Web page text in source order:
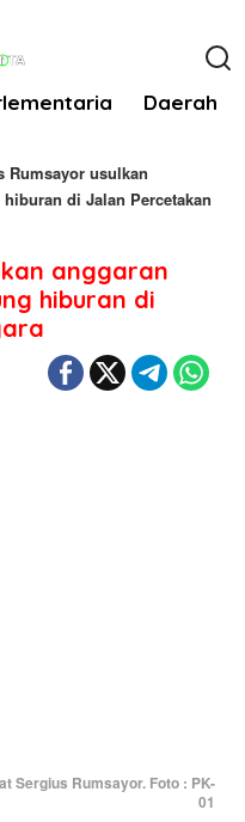
Daerah
Rumsayor usulkan
di Jalan Percetakan
anggaran
hiburan di
Sergius Rumsayor. Foto : PK-
01